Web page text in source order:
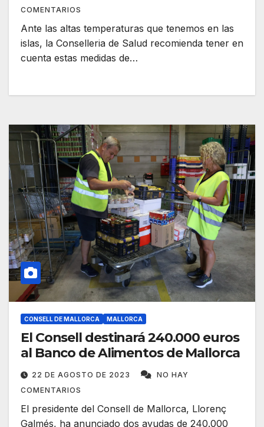
COMENTARIOS
Ante las altas temperaturas que tenemos en las
islas, la Conselleria de Salud recomienda tener en
cuenta estas medidas de…
CONSELL DE MALLORCA MALLORCA
El Consell destinará 240.000 euros
al Banco de Alimentos de Mallorca
22 DE AGOSTO DE 2023
NO HAY
COMENTARIOS
El presidente del Consell de Mallorca, Llorenç
Galmés, ha anunciado dos ayudas de 240.000